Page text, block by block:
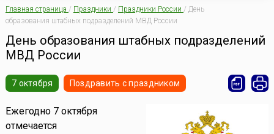
Главная страница / Праздники / Праздники России / День
образования штабных подразделений МВД России
День образования штабных подразделений
МВД России
7 октября Поздравить с праздником
Ежегодно 7 октября
отмечается